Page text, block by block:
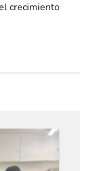
crecimiento